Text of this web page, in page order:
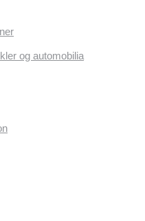
og automobilia